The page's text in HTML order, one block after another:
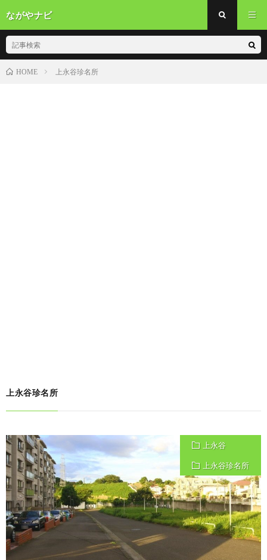
ながやナビ
HOME 上永谷珍名所
上永谷珍名所
上永谷
上永谷珍名所